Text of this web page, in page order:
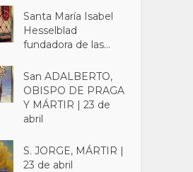
Santa María Isabel
Hesselblad
fundadora de las...
San ADALBERTO,
OBISPO DE PRAGA
Y MÁRTIR | 23 de
abril
S. JORGE, MÁRTIR |
23 de abril